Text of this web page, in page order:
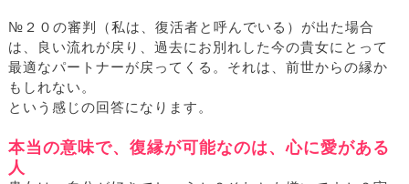
№２０の審判（私は、復活者と呼んでいる）が出た場合
は、良い流れが戻り、過去にお別れした今の貴女にとって
最適なパートナーが戻ってくる。それは、前世からの縁か
もしれない。
という感じの回答になります。
本当の意味で、復縁が可能なのは、心に愛がある
人